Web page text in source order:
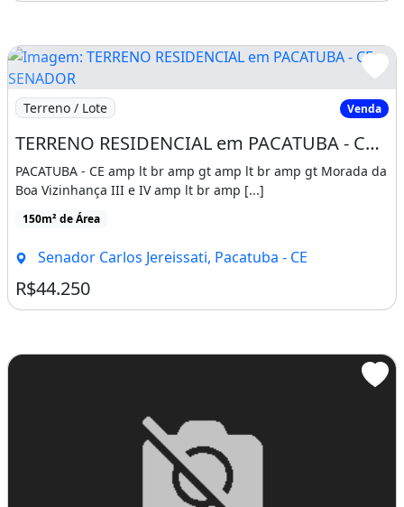
Imagem: TERRENO RESIDENCIAL em PACATUBA - CE,
Terreno / Lote Venda
TERRENO RESIDENCIAL em PACATUBA - CE, SENADOR CARLOS JEREISSATI
PACATUBA - CE amp lt br amp gt amp lt br amp gt Morada da
Boa Vizinhança III e IV amp lt br amp [...]
150m² de Área
Senador Carlos Jereissati, Pacatuba - CE
R$44.250